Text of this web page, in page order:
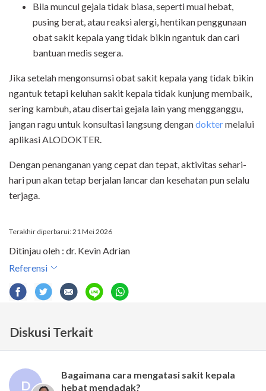
Bila muncul gejala tidak biasa, seperti mual hebat,
pusing berat, atau reaksi alergi, hentikan penggunaan
obat sakit kepala yang tidak bikin ngantuk dan cari
bantuan medis segera.
Jika setelah mengonsumsi obat sakit kepala yang tidak bikin
ngantuk tetapi keluhan sakit kepala tidak kunjung membaik,
sering kambuh, atau disertai gejala lain yang mengganggu,
jangan ragu untuk konsultasi langsung dengandoktermelalui
aplikasi ALODOKTER.
Dengan penanganan yang cepat dan tepat, aktivitas sehari-
hari pun akan tetap berjalan lancar dan kesehatan pun selalu
terjaga.
Terakhir diperbarui: 21 Mei 2026